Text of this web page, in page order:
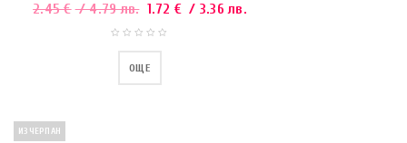
2.45€ / 4.79 лв. 1.72 € / 3.36 лв.
ОЩЕ
ИЗЧЕРПАН